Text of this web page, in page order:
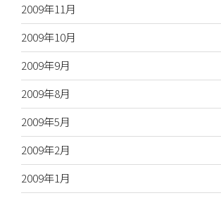
2009年11月
2009年10月
2009年9月
2009年8月
2009年5月
2009年2月
2009年1月